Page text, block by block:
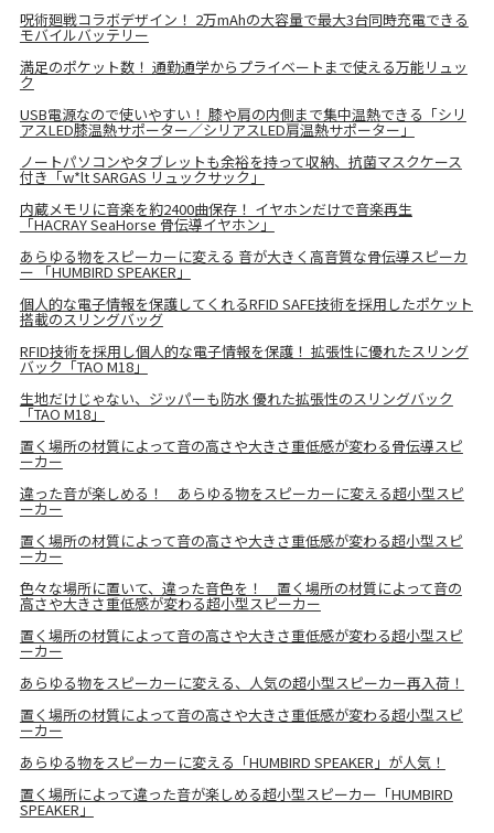
呪術廻戦コラボデザイン！ 2万mAhの大容量で最大3台同時充電できる
モバイルバッテリー
満足のポケット数！ 通勤通学からプライベートまで使える万能リュッ
ク
USB電源なので使いやすい！ 膝や肩の内側まで集中温熱できる「シリ
アスLED膝温熱サポーター／シリアスLED肩温熱サポーター」
ノートパソコンやタブレットも余裕を持って収納、抗菌マスクケース
付き「w*lt SARGAS リュックサック」
内蔵メモリに音楽を約2400曲保存！ イヤホンだけで音楽再生
「HACRAY SeaHorse 骨伝導イヤホン」
あらゆる物をスピーカーに変える 音が大きく高音質な骨伝導スピーカ
ー 「HUMBIRD SPEAKER」
個人的な電子情報を保護してくれるRFID SAFE技術を採用したポケット
搭載のスリングバッグ
RFID技術を採用し個人的な電子情報を保護！ 拡張性に優れたスリング
バック「TAO M18」
生地だけじゃない、ジッパーも防水 優れた拡張性のスリングバック
「TAO M18」
置く場所の材質によって音の高さや大きさ重低感が変わる骨伝導スピ
ーカー
違った音が楽しめる！ あらゆる物をスピーカーに変える超小型スピ
ーカー
置く場所の材質によって音の高さや大きさ重低感が変わる超小型スピ
ーカー
色々な場所に置いて、違った音色を！ 置く場所の材質によって音の
高さや大きさ重低感が変わる超小型スピーカー
置く場所の材質によって音の高さや大きさ重低感が変わる超小型スピ
ーカー
あらゆる物をスピーカーに変える、人気の超小型スピーカー再入荷！
置く場所の材質によって音の高さや大きさ重低感が変わる超小型スピ
ーカー
あらゆる物をスピーカーに変える「HUMBIRD SPEAKER」が人気！
置く場所によって違った音が楽しめる超小型スピーカー「HUMBIRD
SPEAKER」